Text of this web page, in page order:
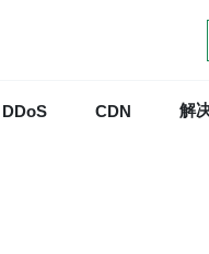
DDoS CDN 解